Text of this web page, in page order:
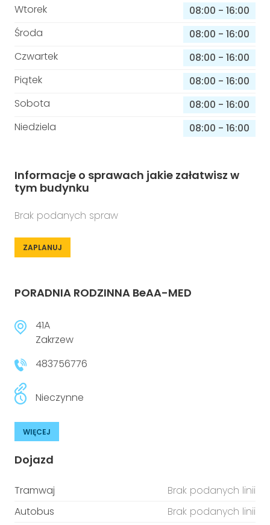
Wtorek
08:00 - 16:00
Środa
08:00 - 16:00
Czwartek
08:00 - 16:00
Piątek
08:00 - 16:00
Sobota
08:00 - 16:00
Niedziela
08:00 - 16:00
Informacje o sprawach jakie załatwisz w
tym budynku
Brak podanych spraw
ZAPLANUJ
PORADNIA RODZINNA BeAA-MED
41A
Zakrzew
483756776
Nieczynne
WIĘCEJ
Dojazd
Tramwaj
Brak podanych linii
Autobus
Brak podanych linii